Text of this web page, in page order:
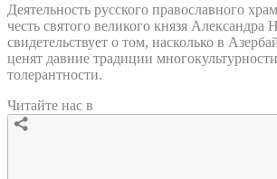
Деятельность русского православного
честь святого великого князя Александра
свидетельствует о том, насколько в
ценят давние традиции
толерантности.
Читайте нас в